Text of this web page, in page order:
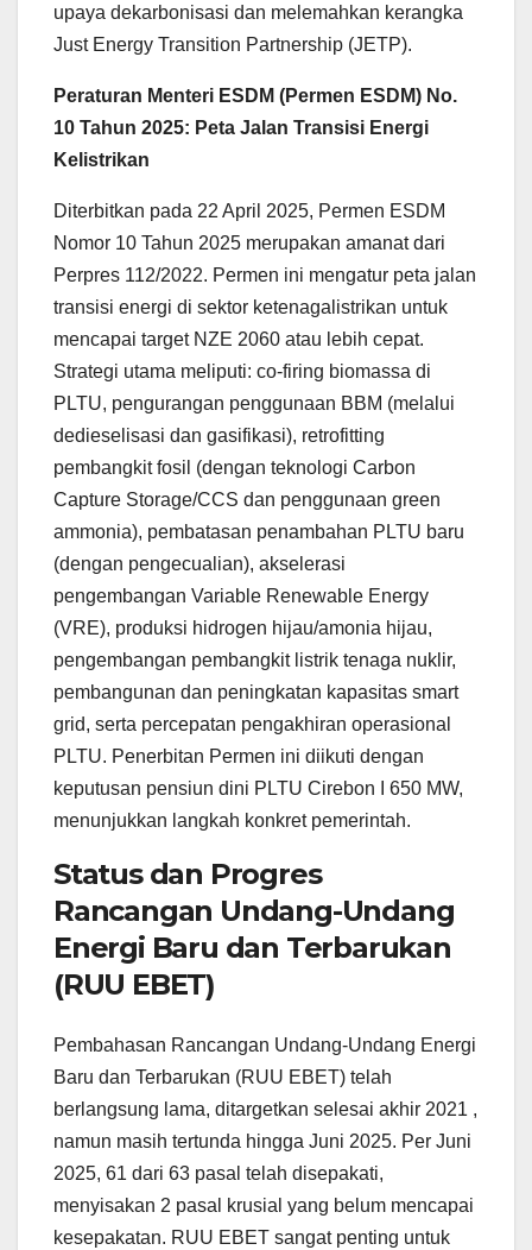
upaya dekarbonisasi dan melemahkan kerangka
Just Energy Transition Partnership (JETP).
Peraturan Menteri ESDM (Permen ESDM) No.
10 Tahun 2025: Peta Jalan Transisi Energi
Kelistrikan
Diterbitkan pada 22 April 2025, Permen ESDM
Nomor 10 Tahun 2025 merupakan amanat dari
Perpres 112/2022. Permen ini mengatur peta jalan
transisi energi di sektor ketenagalistrikan untuk
mencapai target NZE 2060 atau lebih cepat.
Strategi utama meliputi: co-firing biomassa di
PLTU, pengurangan penggunaan BBM (melalui
dedieselisasi dan gasifikasi), retrofitting
pembangkit fosil (dengan teknologi Carbon
Capture Storage/CCS dan penggunaan green
ammonia), pembatasan penambahan PLTU baru
(dengan pengecualian), akselerasi
pengembangan Variable Renewable Energy
(VRE), produksi hidrogen hijau/amonia hijau,
pengembangan pembangkit listrik tenaga nuklir,
pembangunan dan peningkatan kapasitas smart
grid, serta percepatan pengakhiran operasional
PLTU. Penerbitan Permen ini diikuti dengan
keputusan pensiun dini PLTU Cirebon I 650 MW,
menunjukkan langkah konkret pemerintah.
Status dan Progres
Rancangan Undang-Undang
Energi Baru dan Terbarukan
(RUU EBET)
Pembahasan Rancangan Undang-Undang Energi
Baru dan Terbarukan (RUU EBET) telah
berlangsung lama, ditargetkan selesai akhir 2021 ,
namun masih tertunda hingga Juni 2025. Per Juni
2025, 61 dari 63 pasal telah disepakati,
menyisakan 2 pasal krusial yang belum mencapai
kesepakatan. RUU EBET sangat penting untuk